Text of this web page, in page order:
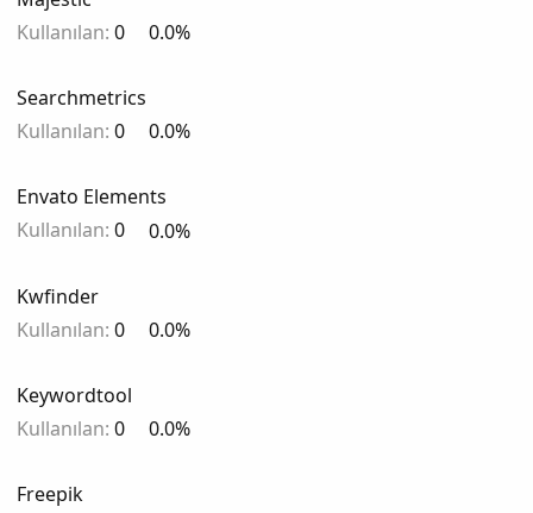
Kullanılan: 0 0.0%
Searchmetrics
Kullanılan: 0 0.0%
Envato Elements
Kullanılan: 0 0.0%
Kwfinder
Kullanılan: 0 0.0%
Keywordtool
Kullanılan: 0 0.0%
Freepik